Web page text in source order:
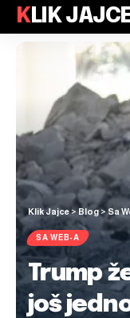
KLIK
Klik Jajce>Blog >Sa
SA WEB-A
Trump
još